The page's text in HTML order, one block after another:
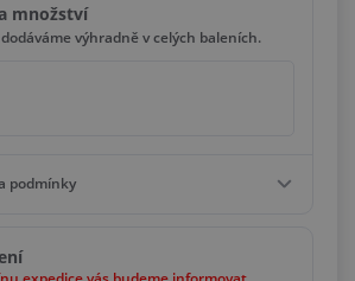
množství
výhradně v celých baleních.
podmínky